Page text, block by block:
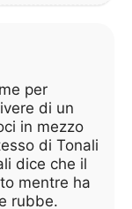
per
di un
in mezzo
di Tonali
dice che il
mentre ha
rubbe.